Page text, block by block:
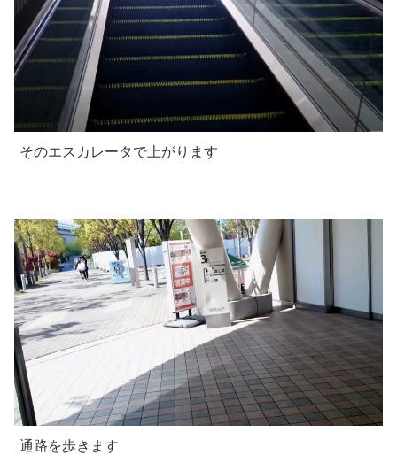
そのエスカレータで上がります
通路を歩きます